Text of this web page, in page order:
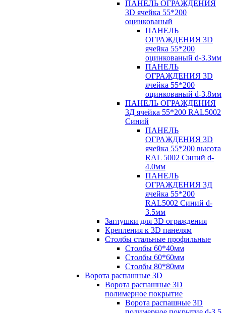
ПАНЕЛЬ ОГРАЖДЕНИЯ
3D ячейка 55*200
оцинкованый
ПАНЕЛЬ
ОГРАЖДЕНИЯ 3D
ячейка 55*200
оцинкованый d-3.3мм
ПАНЕЛЬ
ОГРАЖДЕНИЯ 3D
ячейка 55*200
оцинкованый d-3.8мм
ПАНЕЛЬ ОГРАЖДЕНИЯ
3Д ячейка 55*200 RAL5002
Синий
ПАНЕЛЬ
ОГРАЖДЕНИЯ 3D
ячейка 55*200 высота
RAL 5002 Синий d-
4.0мм
ПАНЕЛЬ
ОГРАЖДЕНИЯ 3Д
ячейка 55*200
RAL5002 Синий d-
3.5мм
Заглушки для 3D ограждения
Крепления к 3D панелям
Столбы стальные профильные
Столбы 60*40мм
Столбы 60*60мм
Столбы 80*80мм
Ворота распашные 3D
Ворота распашные 3D
полимерное покрытие
Ворота распашные 3D